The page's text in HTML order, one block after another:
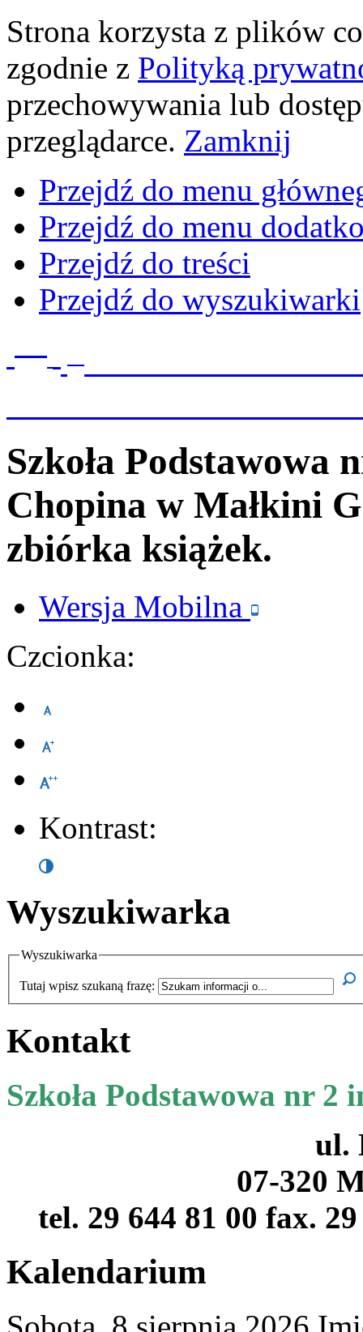
Strona korzysta z plików
zgodnie z Polityką
przechowywania lub
przeglądarce. Zamknij
Przejdź do menu
Przejdź do menu
Przejdź do treści
Przejdź do wyszukiwarki
Szkoła Podstawowa
Chopina w Małkini
zbiórka książek.
Wersja Mobilna
Czcionka:
Kontrast:
Wyszukiwarka
Wyszukiwarka
Tutaj wpisz szukaną frazę:
Kontakt
Szkoła Podstawowa nr
ul.
07-320
tel. 29 644 81 00 fax.
Kalendarium